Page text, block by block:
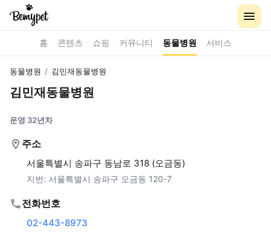
홈 콘텐츠 쇼핑 커뮤니티 동물병원 서비스
동물병원 / 김민재동물병원
김민재동물병원
운영 32년차
주소
서울특별시 송파구 동남로 318 (오금동)
지번: 서울특별시 송파구 오금동 120-7
전화번호
02-443-8973